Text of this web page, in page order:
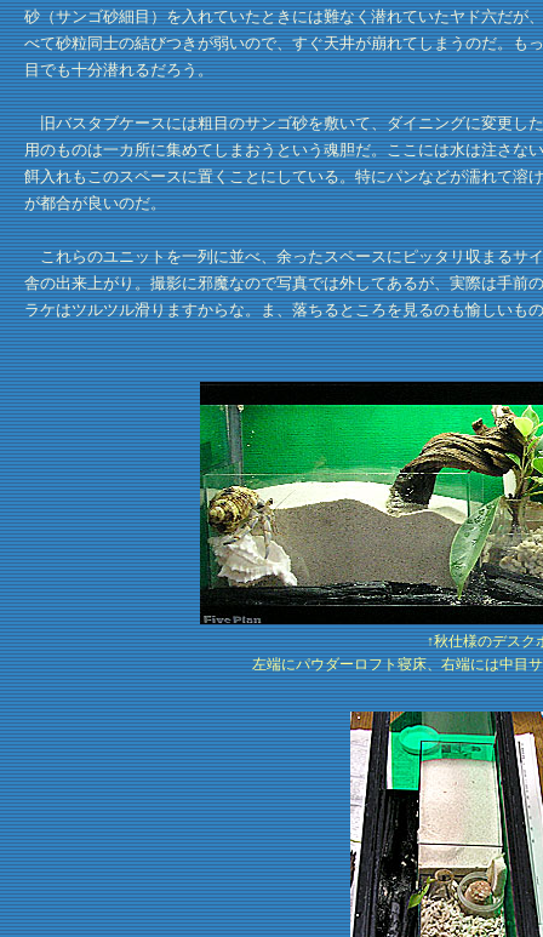
砂（サンゴ砂細目）を入れていたときには難なく潜れていたヤド六だ
べて砂粒同士の結びつきが弱いので、すぐ天井が崩れてしまうのだ。
目でも十分潜れるだろう。
旧バスタブケースには粗目のサンゴ砂を敷いて、ダイニングに変更し
用のものは一カ所に集めてしまおうという魂胆だ。ここには水は注さ
餌入れもこのスペースに置くことにしている。特にパンなどが濡れて
が都合が良いのだ。
これらのユニットを一列に並べ、余ったスペースにピッタリ収まるサ
舎の出来上がり。撮影に邪魔なので写真では外してあるが、実際は手
ラケはツルツル滑りますからな。ま、落ちるところを見るのも愉しいも
↑秋仕様のデスク
左端にパウダーロフト寝床、右端には中目